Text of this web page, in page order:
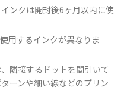
ンクは開封後6ヶ月以内に使
用するインクが異なりま
隣接するドットを間引いて
ーンや細い線などのプリン